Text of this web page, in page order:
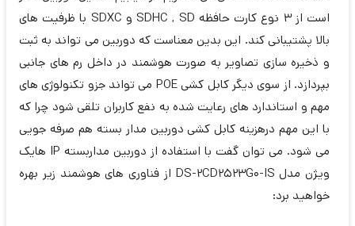
است از 3 نوع کارت حافظه SDHC , SD و SDXC با ظرفیت های
بالا پشتیبانی کند. این بدین معناست که دوربین می تواند به ثبت
و ذخیره سازی تصاویر به صورت هوشمند در داخل رم های جانبی
بپردازد. از سوی دیگر کابل کشی POE می تواند جزو تکنولوژی های
مهم و استاندارد های رعایت شده به نفع کاربران تلقی شود چرا که
با این مهم درهزینه کابل کشی دوربین مدار بسته هم صرفه جویی
می شود. می توان گفت با استفاده از دوربین مداربسته IP هایک
ویژن مدل DS-2CD2523G0-IS از فناوری های هوشمند زیر بهره
خواهید برد: